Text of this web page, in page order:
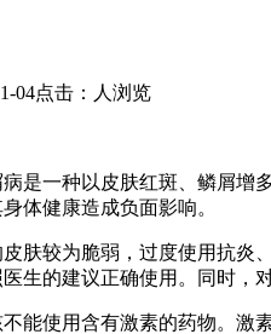
04点击： 人浏览
是一种以皮肤红斑、鳞屑
体健康造成负面影响。
肤较为脆弱，过度使用抗
生的建议正确使用。同时，
能使用含有激素的药物。激